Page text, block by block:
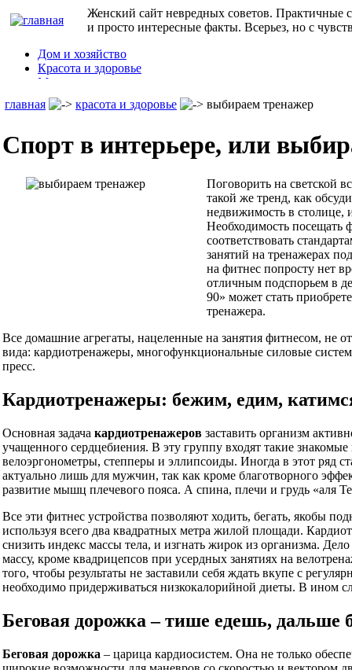
Женский сайт невредных советов. Практичные
и просто интересные факты. Всерьез, но с
Дом и хозяйство
Красота и здоровье
Мода и стиль
Дети
Семья
Юмор
Кулинарные рецепты
главная красота и здоровье выбираем тренажер
Спорт в интерьере, или
Поговорить на светской
такой же тренд, как
недвижимость в столице,
Необходимость посещать
соответствовать
занятий на тренажерах
на фитнес попросту нет
отличным подспорьем в
90» может стать
тренажера.
Все домашние агрегаты, нацеленные на занятия фитнесом, не
вида: кардиотренажеры, многофункциональные силовые
пресс.
Кардиотренажеры: бежим, едим,
Основная задача кардиотренажеров заставить организм
учащенного сердцебиения. В эту группу входят такие
велоэргонометры, степперы и эллипсоиды. Иногда в этот ряд
актуально лишь для мужчин, так как кроме благотворного
развитие мышц плечевого пояса. А спина, плечи и грудь «аля
Все эти фитнес устройства позволяют ходить, бегать, якобы
используя всего два квадратных метра жилой площади.
снизить индекс массы тела, и изгнать жирок из организма.
массу, кроме квадрицепсов при усердных занятиях на
того, чтобы результаты не заставили себя ждать вкупе с
необходимо придерживаться низкокалорийной диеты. В ином
Беговая дорожка – тише едешь, дальше
Беговая дорожка – царица кардиосистем. Она не только